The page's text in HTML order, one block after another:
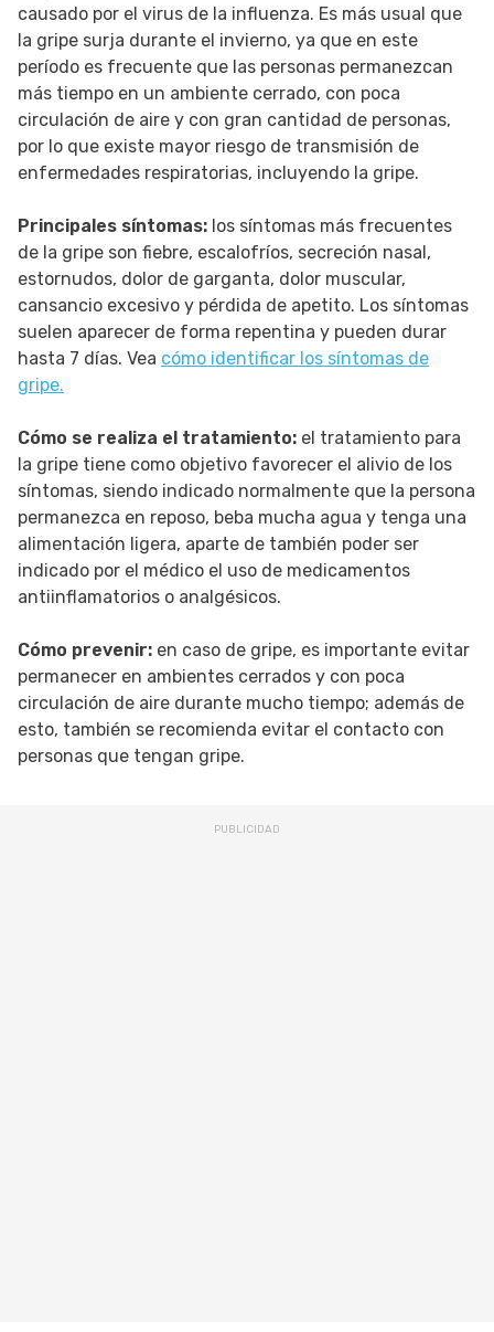
causado por el virus de la influenza. Es más usual que
la gripe surja durante el invierno, ya que en este
período es frecuente que las personas permanezcan
más tiempo en un ambiente cerrado, con poca
circulación de aire y con gran cantidad de personas,
por lo que existe mayor riesgo de transmisión de
enfermedades respiratorias, incluyendo la gripe.
Principales síntomas: los síntomas más frecuentes
de la gripe son fiebre, escalofríos, secreción nasal,
estornudos, dolor de garganta, dolor muscular,
cansancio excesivo y pérdida de apetito. Los síntomas
suelen aparecer de forma repentina y pueden durar
hasta 7 días. Vea cómo identificar los síntomas de
gripe.
Cómo se realiza el tratamiento: el tratamiento para
la gripe tiene como objetivo favorecer el alivio de los
síntomas, siendo indicado normalmente que la persona
permanezca en reposo, beba mucha agua y tenga una
alimentación ligera, aparte de también poder ser
indicado por el médico el uso de medicamentos
antiinflamatorios o analgésicos.
Cómo prevenir: en caso de gripe, es importante evitar
permanecer en ambientes cerrados y con poca
circulación de aire durante mucho tiempo; además de
esto, también se recomienda evitar el contacto con
personas que tengan gripe.